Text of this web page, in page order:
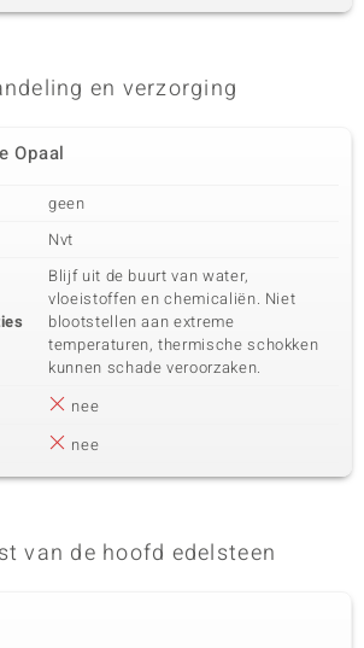
en verzorging
Opaal
geen
Nvt
Blijf uit de buurt van water,
vloeistoffen en chemicaliën. Niet
blootstellen aan extreme
temperaturen, thermische schokken
kunnen schade veroorzaken.
nee
nee
van de hoofd edelsteen